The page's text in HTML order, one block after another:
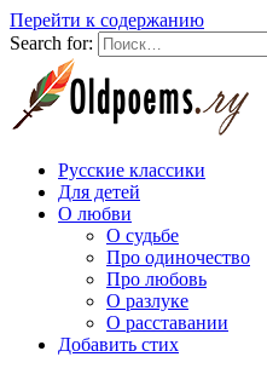
Перейти к содержанию
Search for:
Русские классики
Для детей
О любви
О судьбе
Про одиночество
Про любовь
О разлуке
О расставании
Добавить стих